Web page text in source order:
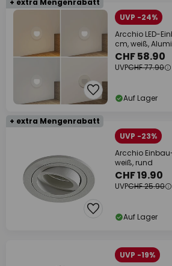
+ extra Mengenrabatt
UVP -24%
Arcchio LED-
cm, weiß,
CHF 58.90
UVPCHF 77.90
Auf Lager
+ extra Mengenrabatt
UVP -23%
Arcchio
weiß, rund
CHF 19.90
UVPCHF 25.90
Auf Lager
UVP -19%